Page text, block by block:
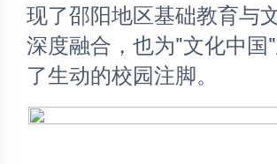
现了邵阳地区基础教育与
深度融合，也为"文化中国
了生动的校园注脚。